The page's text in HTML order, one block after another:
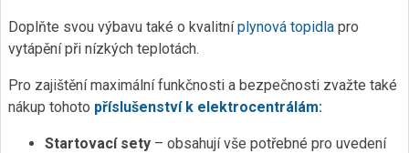
Doplňte svou výbavu také o kvalitníplynová topidla pro
vytápění při nízkých teplotách.
Pro zajištění maximální funkčnosti a bezpečnosti zvažte také
nákup tohoto příslušenství k elektrocentrálám:
Startovací sety – obsahují vše potřebné pro uvedení